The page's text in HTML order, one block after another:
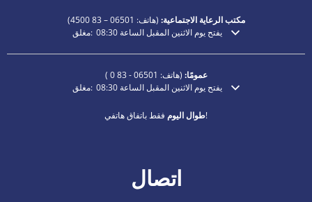
مكتب الرعاية الاجتماعية: (هاتف:
4500)
انقر لإخفاء أوقات الفتح أو الإغلاق الإضافية
مغلق: يفتح يوم الاثنين المقبل الساعة 08:30
عمومًا: (هاتف:
)
انقر لإخفاء أوقات الفتح أو الإغلاق الإضافية
مغلق: يفتح يوم الاثنين المقبل الساعة 08:30
طوال اليومفقط باتفاق هاتفي!
اتصال